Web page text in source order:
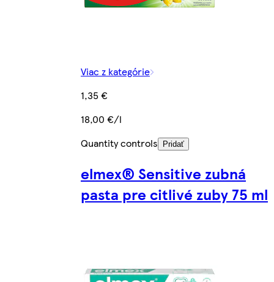
Viac z kategórie
1,35 €
18,00 €/l
Quantity controls
Pridať
elmex® Sensitive zubná
pasta pre citlivé zuby 75 ml